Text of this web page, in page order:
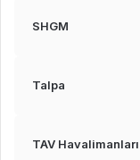
SHGM
Talpa
TAV Havalimanları